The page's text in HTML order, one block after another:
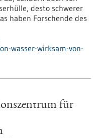
desto schwerer
haben Forschende des
wasser-wirksam-von-
für